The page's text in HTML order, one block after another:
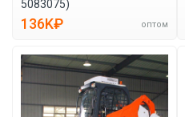
5083075)
136K₽ оптом